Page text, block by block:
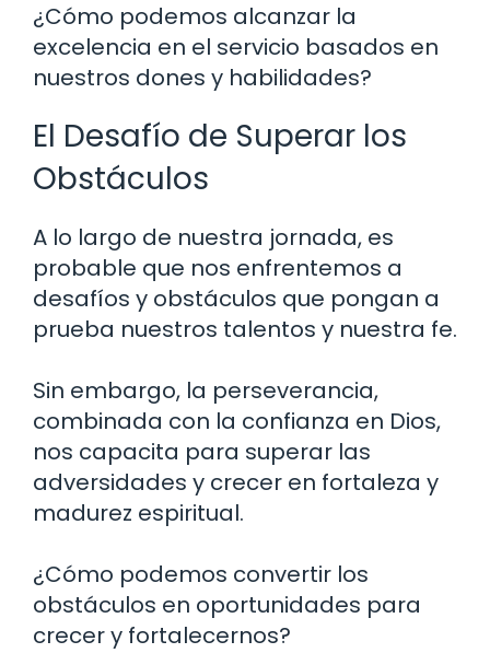
¿Cómo podemos alcanzar la
excelencia en el servicio basados en
nuestros dones y habilidades?
El Desafío de Superar los
Obstáculos
A lo largo de nuestra jornada, es
probable que nos enfrentemos a
desafíos y obstáculos que pongan a
prueba nuestros talentos y nuestra fe.
Sin embargo, la perseverancia,
combinada con la confianza en Dios,
nos capacita para superar las
adversidades y crecer en fortaleza y
madurez espiritual.
¿Cómo podemos convertir los
obstáculos en oportunidades para
crecer y fortalecernos?